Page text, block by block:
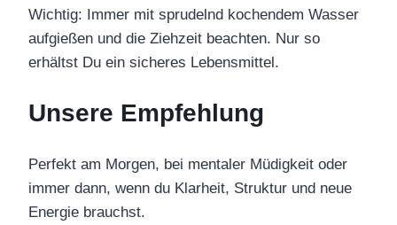
Wichtig: Immer mit sprudelnd kochendem Wasser
aufgießen und die Ziehzeit beachten. Nur so
erhältst Du ein sicheres Lebensmittel.
Unsere Empfehlung
Perfekt am Morgen, bei mentaler Müdigkeit oder
immer dann, wenn du Klarheit, Struktur und neue
Energie brauchst.